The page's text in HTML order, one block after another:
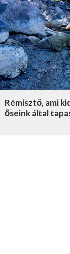
Rémisztő, ami
őseink által